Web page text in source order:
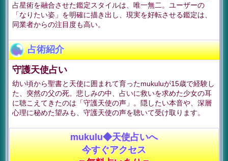
占星術を融合させた鑑定スタイルは、唯一無二。ユーザーの
「なりたい姿」を明確に描き出し、現実を好転させる鑑定は、
同業者からの注目度も高い。
占術紹介
守護天使占い
幼い頃から聖書と天使に囲まれて育ったmukuluが15歳で経験し
た、突然の父の死。悲しみの中、占いに救いを求めた少女の耳
に聴こえてきたのは「守護天使の声」。隠したい本音や、深層
心理に秘めた望みも、守護天使の声を聴いて受け取ります。
mukulu◆天使占いへ
今すぐアクセス